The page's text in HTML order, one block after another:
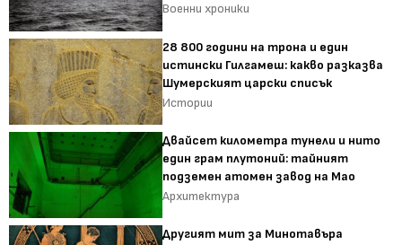
Военни хроники
28 800 години на трона и един
истински Гилгамеш: какво разказва
Шумерският царски списък
Истории
Двайсет километра тунели и нито
един грам плутоний: тайният
подземен атомен завод на Мао
Архитектура
Другият мит за Минотавъра